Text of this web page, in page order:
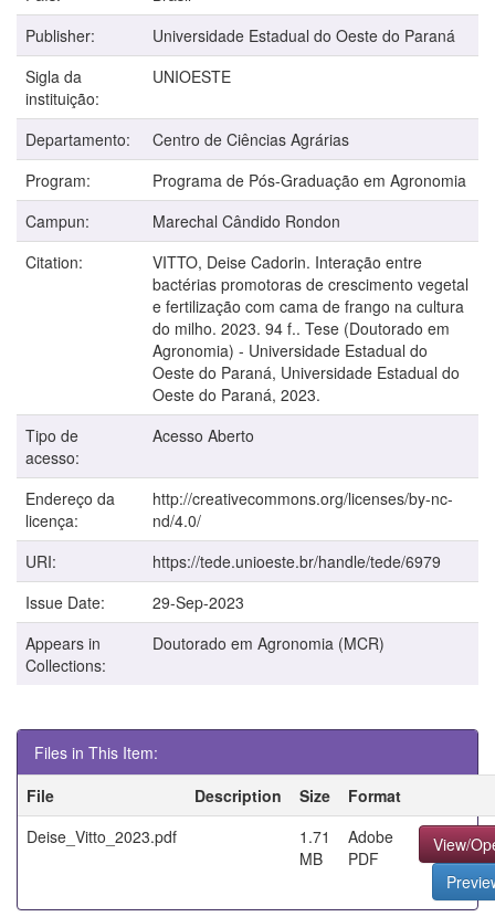
Publisher:
Universidade Estadual do Oeste do Paraná
Sigla da
instituição:
UNIOESTE
Departamento:
Centro de Ciências Agrárias
Program:
Programa de Pós-Graduação em Agronomia
Campun:
Marechal Cândido Rondon
Citation:
VITTO, Deise Cadorin. Interação entre
bactérias promotoras de crescimento vegetal
e fertilização com cama de frango na cultura
do milho. 2023. 94 f.. Tese (Doutorado em
Agronomia) - Universidade Estadual do
Oeste do Paraná, Universidade Estadual do
Oeste do Paraná, 2023.
Tipo de
acesso:
Acesso Aberto
Endereço da
licença:
http://creativecommons.org/licenses/by-nc-
nd/4.0/
URI:
https://tede.unioeste.br/handle/tede/6979
Issue Date:
29-Sep-2023
Appears in
Collections:
Doutorado em Agronomia (MCR)
Files in This Item:
File
Description Size
Format
Deise_Vitto_2023.pdf
1.71
MB
Adobe
PDF
View/